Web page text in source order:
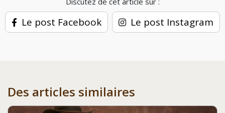
Le post Facebook Le post Instagram
Des articles similaires